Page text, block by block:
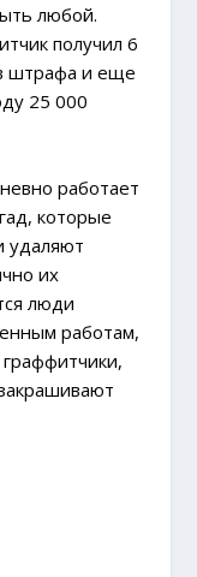
любой.
получил 6
штрафа и еще
25 000
работает
которые
удаляют
их
люди
работам,